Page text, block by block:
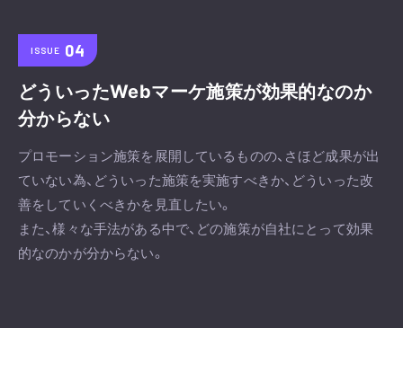
ISSUE
どういったWebマーケ施策が効果的なのか
分からない
プロモーション施策を展開しているものの、さほど成果が出
ていない為、どういった施策を実施すべきか、どういった改
善をしていくべきかを見直したい。
また、様々な手法がある中で、どの施策が自社にとって効果
的なのかが分からない。